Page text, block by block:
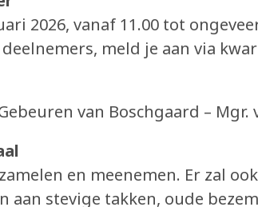
2026, vanaf 11.00 tot
deelnemers, meld je aan via
van Boschgaard –
en meenemen. Er zal
aan stevige takken, oude